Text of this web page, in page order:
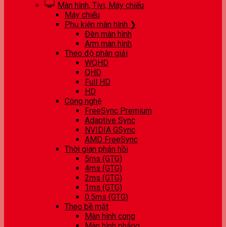
Màn hình, Tivi, Máy chiếu
Máy chiếu
Phụ kiện màn hình ❯
Đèn màn hình
Arm màn hình
Theo độ phân giải
WQHD
QHD
Full HD
HD
Công nghệ
FreeSync Premium
Adaptive Sync
NVIDIA GSync
AMD FreeSync
Thời gian phản hồi
5ms (GTG)
4ms (GTG)
2ms (GTG)
1ms (GTG)
0.5ms (GTG)
Theo bề mặt
Màn hình cong